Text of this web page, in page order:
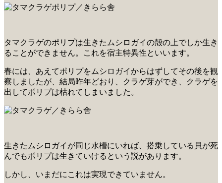
タマクラゲのポリプは生きたムシロガイの殻の上でしか生き
ることができません。これを宿主特異性といいます。
春には、あえてポリプをムシロガイからはずしてその後を観
察しましたが、結局昨年どおり、クラゲ芽ができ、クラゲを
出してポリプは枯れてしまいました。
生きたムシロガイが同じ水槽にいれば、搭乗している貝が死
んでもポリプは生きていけるという説があります。
しかし、いまだにこれは実現できていません。